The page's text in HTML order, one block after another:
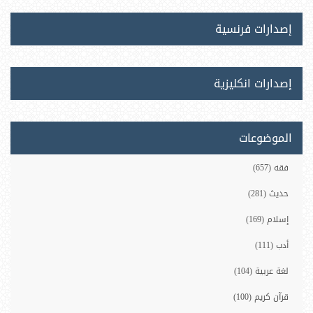
إصدارات فرنسية
إصدارات انكليزية
الموضوعات
فقه (657)
حديث (281)
إسلام (169)
أدب (111)
لغة عربية (104)
قرآن كريم (100)